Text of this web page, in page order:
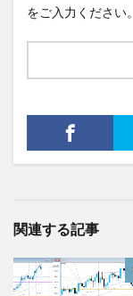
をご入力ください。
関連する記事